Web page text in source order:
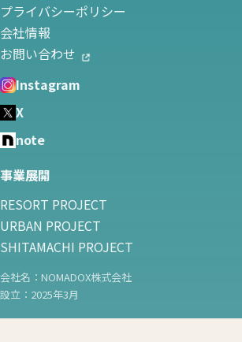
プライバシーポリシー
会社情報
お問い合わせ
Instagram
X
note
事業展開
RESORT PROJECT
URBAN PROJECT
SHITAMACHI PROJECT
会社名：NOMADOX株式会社
設立：2025年3月